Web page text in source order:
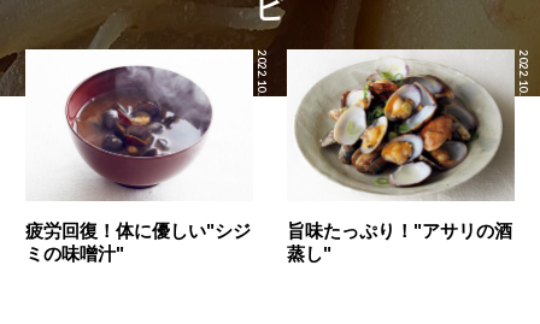
ピ
2022.10.22
疲労回復！体に優しい"シジ
ミの味噌汁"
2022.10.21
旨味たっぷり！"アサリの酒
蒸し"